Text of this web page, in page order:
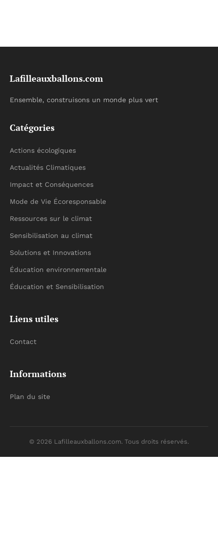
Lafilleauxballons.com
Ensemble, construisons un monde plus vert
Catégories
Actions écologiques
Actualités Climatiques
Impact et Conséquences
Mode de Vie Écoresponsable
Ressources sur le climat
Sensibilisation au climat
Solutions et Innovations
Éducation environnementale
Éducation et Sensibilisation
Liens utiles
Contact
Informations
Plan du site
© 2026 Lafilleauxballons.com. Tous droits réservés.